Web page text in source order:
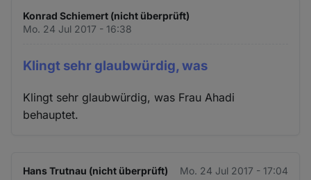
Konrad Schiemert (nicht überprüft)
Mo. 24 Jul 2017 - 16:38
Klingt sehr glaubwürdig, was
Klingt sehr glaubwürdig, was Frau Ahadi
behauptet.
Hans Trutnau (nicht überprüft) Mo. 24 Jul 2017 - 17:04